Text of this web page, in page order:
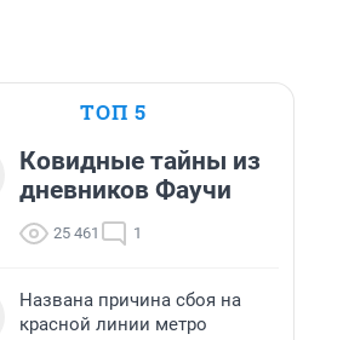
ТОП 5
Ковидные тайны из
дневников Фаучи
25 461 1
Названа причина сбоя на
красной линии метро